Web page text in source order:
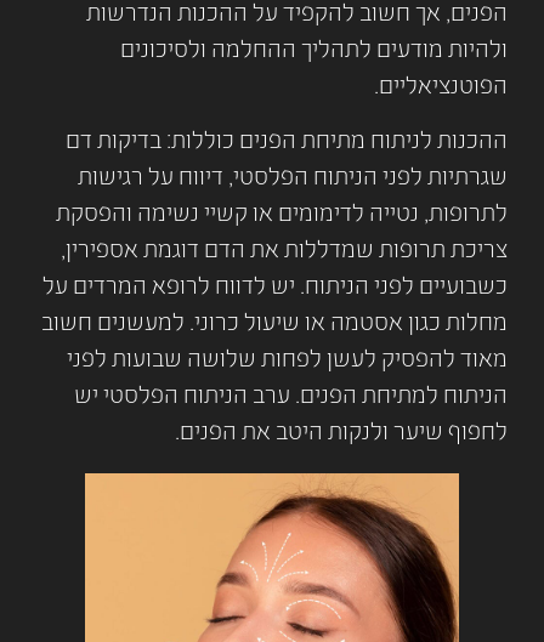
הפנים, אך חשוב להקפיד על ההכנות הנדרשות
ולהיות מודעים לתהליך ההחלמה ולסיכונים
הפוטנציאליים.
ההכנות לניתוח מתיחת הפנים כוללות: בדיקות דם
שגרתיות לפני הניתוח הפלסטי, דיווח על רגישות
לתרופות, נטייה לדימומים או קשיי נשימה והפסקת
צריכת תרופות שמדללות את הדם דוגמת אספירין,
כשבועיים לפני הניתוח. יש לדווח לרופא המרדים על
מחלות כגון אסטמה או שיעול כרוני. למעשנים חשוב
מאוד להפסיק לעשן לפחות שלושה שבועות לפני
הניתוח למתיחת הפנים. ערב הניתוח הפלסטי יש
לחפוף שיער ולנקות היטב את הפנים.